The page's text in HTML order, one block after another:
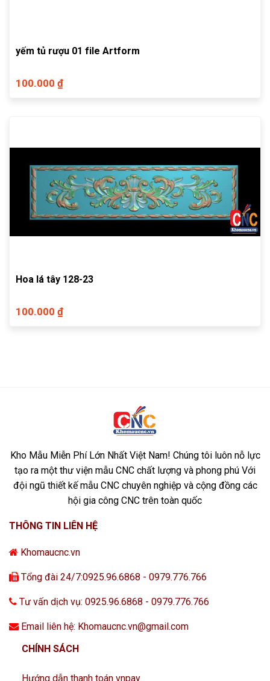
yếm tủ rượu 01 file Artform
100.000 ₫
Hoa lá tây 128-23
100.000 ₫
Kho Mẫu Miễn Phí Lớn Nhất Việt Nam! Chúng tôi luôn nỗ lực
tạo ra một thư viện mẫu CNC chất lượng và phong phú Với
đội ngũ thiết kế mẫu CNC chuyên nghiệp và cộng đồng các
hội gia công CNC trên toàn quốc
THÔNG TIN LIÊN HỆ
Khomaucnc.vn
Tổng đài 24/7:0925.96.6868 - 0979.776.766
Tư vấn dịch vụ: 0925.96.6868 - 0979.776.766
Email liên hệ: Khomaucnc.vn@gmail.com
CHÍNH SÁCH
Hướng dẫn thanh toán vnpay